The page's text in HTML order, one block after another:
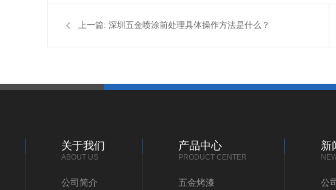
上一篇:深圳五金喷涂前处理具体操作方法是什么？
关于我们
ABOUT US
公司简介
产品中心
PRODUCT CENTER
五金烤漆
新
公